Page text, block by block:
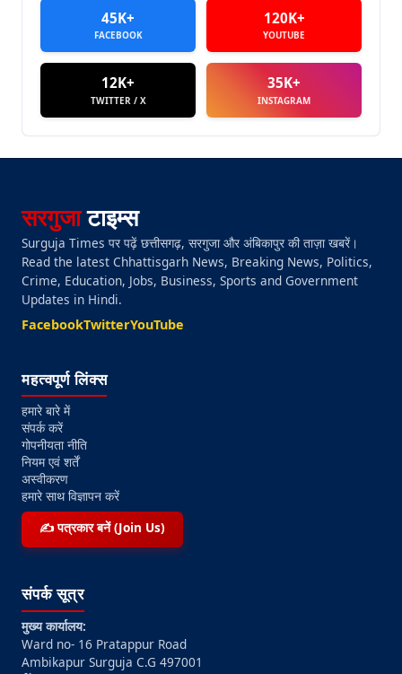
45K+
FACEBOOK
120K+
YOUTUBE
12K+
TWITTER / X
35K+
INSTAGRAM
सरगुजाटाइम्स
Surguja Times पर पढ़ें छत्तीसगढ़, सरगुजा और अंबिकापुर की ताज़ा खबरें।
Read the latest Chhattisgarh News, Breaking News, Politics,
Crime, Education, Jobs, Business, Sports and Government
Updates in Hindi.
FacebookTwitterYouTube
महत्वपूर्ण लिंक्स
हमारे बारे में
संपर्क करें
गोपनीयता नीति
नियम एवं शर्तें
अस्वीकरण
हमारे साथ विज्ञापन करें
✍️ पत्रकार बनें (Join Us)
संपर्क सूत्र
मुख्य कार्यालय:
Ward no- 16 Pratappur Road
Ambikapur Surguja C.G 497001